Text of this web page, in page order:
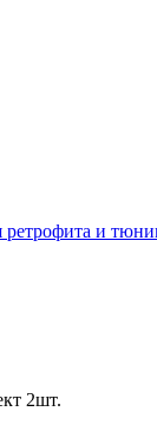
ретрофита и
2шт.